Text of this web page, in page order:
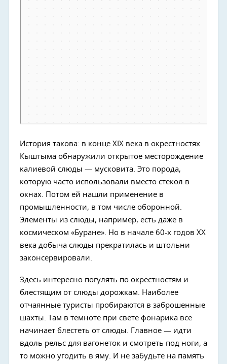
История такова: в конце XIX века в окрестностях
Кыштыма обнаружили открытое месторождение
калиевой слюды — мусковита. Это порода,
которую часто использовали вместо стекол в
окнах. Потом ей нашли применение в
промышленности, в том числе оборонной.
Элементы из слюды, например, есть даже в
космическом «Буране». Но в начале 60-х годов ХХ
века добыча слюды прекратилась и штольни
законсервировали.
Здесь интересно погулять по окрестностям и
блестящим от слюды дорожкам. Наиболее
отчаянные туристы пробираются в заброшенные
шахты. Там в темноте при свете фонарика все
начинает блестеть от слюды. Главное — идти
вдоль рельс для вагонеток и смотреть под ноги, а
то можно угодить в яму. И не забудьте на память